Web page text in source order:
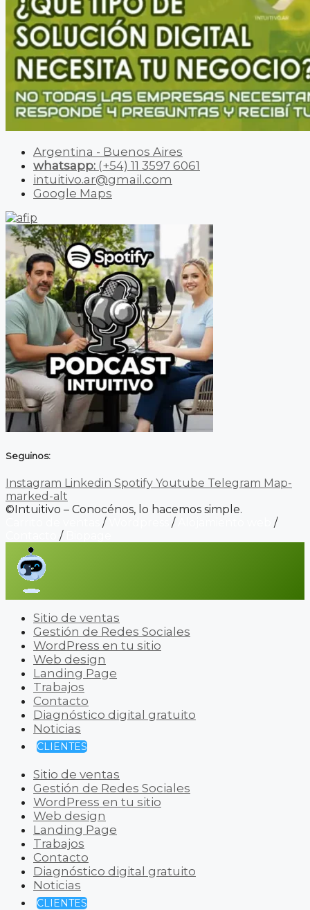
Argentina - Buenos Aires
whatsapp: (+54) 11 3597 6061
intuitivo.ar@gmail.com
Google Maps
Seguinos:
Instagram Linkedin Spotify Youtube Telegram Map-
marked-alt
©Intuitivo – Conocénos, lo hacemos simple.
/ /
/
/
Sitio de ventas
Gestión de Redes Sociales
WordPress en tu sitio
Web design
Landing Page
Trabajos
Contacto
Diagnóstico digital gratuito
Noticias
CLIENTES
Sitio de ventas
Gestión de Redes Sociales
WordPress en tu sitio
Web design
Landing Page
Trabajos
Contacto
Diagnóstico digital gratuito
Noticias
CLIENTES